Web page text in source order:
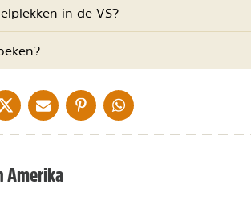
in de VS?
FACEBOOK
DELEN OP XDELEN VIA DE MAIL
DELEN OP PINTEREST
DELEN OP WHATSAPP
Amerika